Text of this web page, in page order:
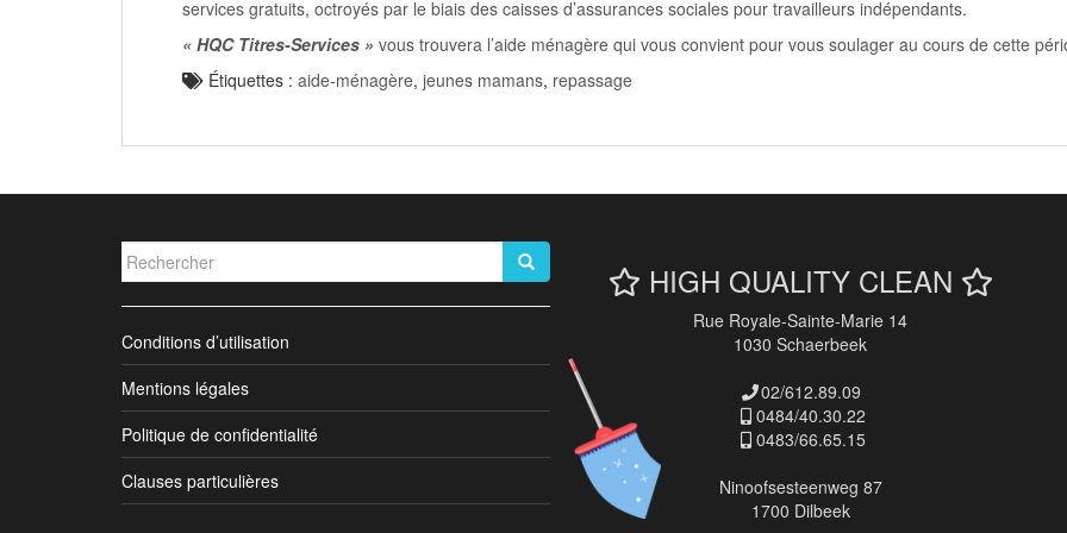
services gratuits, octroyés par le biais des caisses d’assurances sociales pour travailleurs indépendants.
« HQC Titres-Services » vous trouvera l’aide ménagère qui vous convient pour vous soulager au cours de cette
Étiquettes : aide-ménagère, jeunes mamans, repassage
Rechercher...
Conditions d’utilisation
Mentions légales
Politique de confidentialité
Clauses particulières
HIGH QUALITY CLEAN
Rue Royale-Sainte-Marie 14
1030 Schaerbeek
02/612.89.09
0484/40.30.22
0483/66.65.15
Ninoofsesteenweg 87
1700 Dilbeek